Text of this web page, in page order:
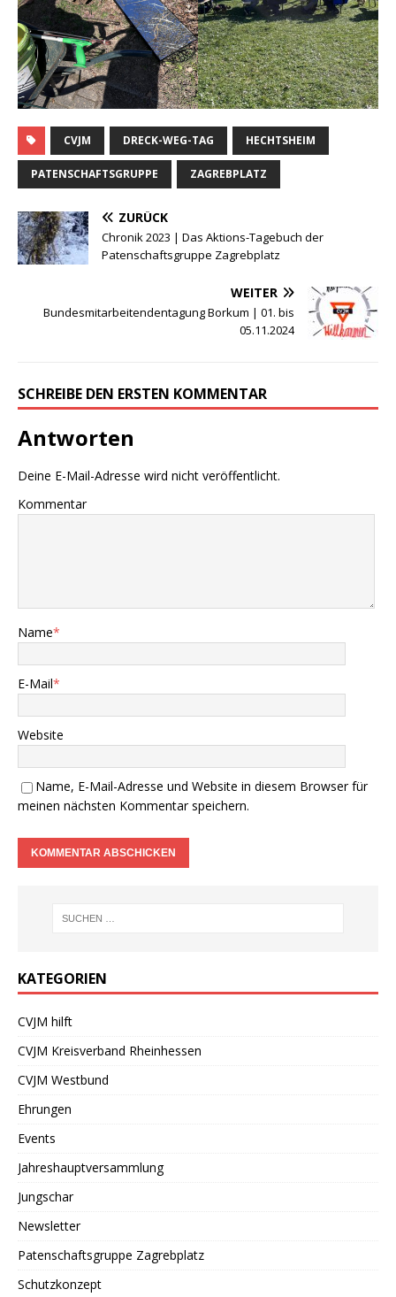
CVJM DRECK-WEG-TAG HECHTSHEIM
PATENSCHAFTSGRUPPE ZAGREBPLATZ
ZURÜCK
Chronik 2023 | Das Aktions-Tagebuch der
Patenschaftsgruppe Zagrebplatz
WEITER
Bundesmitarbeitendentagung Borkum | 01. bis
05.11.2024
SCHREIBE DEN ERSTEN KOMMENTAR
Antworten
Deine E-Mail-Adresse wird nicht veröffentlicht.
Kommentar
Name*
E-Mail*
Website
Name, E-Mail-Adresse und Website in diesem Browser für
meinen nächsten Kommentar speichern.
KATEGORIEN
CVJM hilft
CVJM Kreisverband Rheinhessen
CVJM Westbund
Ehrungen
Events
Jahreshauptversammlung
Jungschar
Newsletter
Patenschaftsgruppe Zagrebplatz
Schutzkonzept